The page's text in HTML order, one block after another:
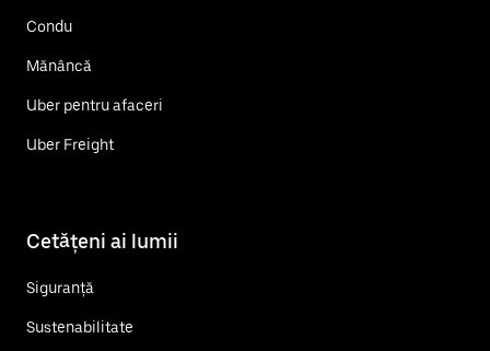
Condu
Mănâncă
Uber pentru afaceri
Uber Freight
Cetățeni ai lumii
Siguranță
Sustenabilitate